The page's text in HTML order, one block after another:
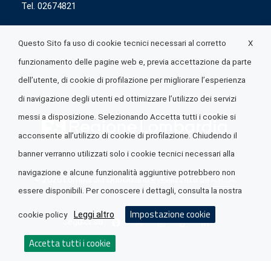
Tel. 02674821
© 2026 Lombardia Quotidiano è realizzato daA.R.I.A.
Seguici su
X
Questo Sito fa uso di cookie tecnici necessari al corretto
funzionamento delle pagine web e, previa accettazione da parte
dell’utente, di cookie di profilazione per migliorare l’esperienza
di navigazione degli utenti ed ottimizzare l’utilizzo dei servizi
messi a disposizione. Selezionando Accetta tutti i cookie si
acconsente all’utilizzo di cookie di profilazione. Chiudendo il
banner verranno utilizzati solo i cookie tecnici necessari alla
navigazione e alcune funzionalità aggiuntive potrebbero non
essere disponibili. Per conoscere i dettagli, consulta la nostra
cookie policy Leggi altro Impostazione cookie
Accetta tutti i cookie